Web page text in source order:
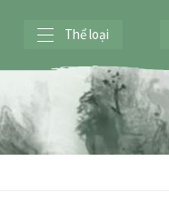
Thể loại